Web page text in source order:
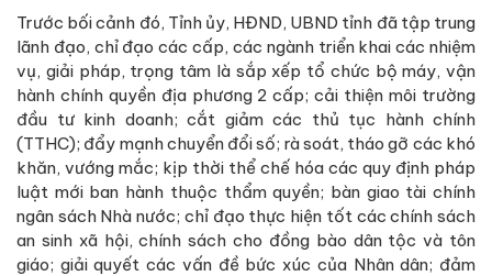
Trước bối cảnh đó, Tỉnh ủy, HĐND, UBND tỉnh đã tập trung
lãnh đạo, chỉ đạo các cấp, các ngành triển khai các nhiệm
vụ, giải pháp, trọng tâm là sắp xếp tổ chức bộ máy, vận
hành chính quyền địa phương 2 cấp; cải thiện môi trường
đầu tư kinh doanh; cắt giảm các thủ tục hành chính
(TTHC); đẩy mạnh chuyển đổi số; rà soát, tháo gỡ các khó
khăn, vướng mắc; kịp thời thể chế hóa các quy định pháp
luật mới ban hành thuộc thẩm quyền; bàn giao tài chính
ngân sách Nhà nước; chỉ đạo thực hiện tốt các chính sách
an sinh xã hội, chính sách cho đồng bào dân tộc và tôn
giáo; giải quyết các vấn đề bức xúc của Nhân dân; đảm